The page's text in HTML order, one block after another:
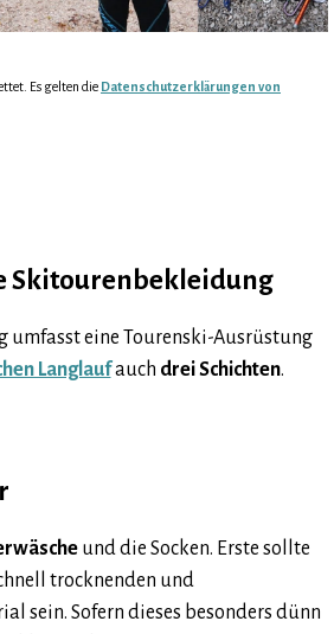
Es gelten die Datenschutzerklärungen von
Skitourenbekleidung
umfasst eine Tourenski-Ausrüstung
Langlaufauch drei Schichten.
und die Socken. Erste sollte
trocknenden und
sein. Sofern dieses besonders dünn